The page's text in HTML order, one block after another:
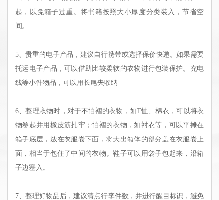
起，以免箱子过重。将书籍按照大小厚度分类装入，节省空
间。
5 、贵重的电子产品，建议自行携带或选择保价快递。如果需要
托运电子产品，可以借助比较柔软的衣物进行包装保护。 充电
线等小件物品，可以用长尾夹收纳
6 、整理衣物时，对于不怕褶的衣物，如T恤、棉衣，可以将衣
物卷起并用橡皮筋扎牢；怕褶的衣物，如衬衣等，可以平摊在
箱子底层，放在衣服卷下面，将大出箱体的部分盖在衣服卷上
面，相当于包住了中间的衣物。鞋子可以用袋子包起来，沿箱
子边塞入。
7、整理好物品后，建议清点行李件数，并进行醒目标识，避免